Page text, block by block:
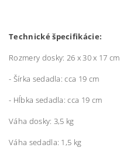
Technické špecifikácie:
Rozmery dosky: 26 x 30 x 17 cm
- Šírka sedadla: cca 19 cm
- Hĺbka sedadla: cca 19 cm
Váha dosky: 3,5 kg
Váha sedadla: 1,5 kg